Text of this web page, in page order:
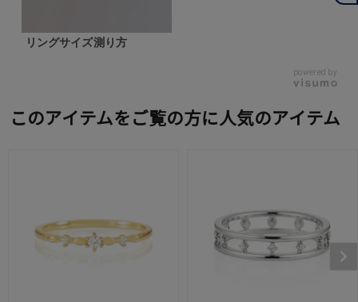
リングサイズ測り方
powered by
このアイテムをご覧の方に人気のアイテム